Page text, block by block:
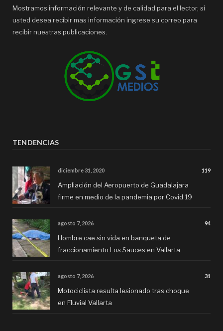
Mostramos información relevante y de calidad para el lector, si
usted desea recibir mas información ingrese su correo para
recibir nuestras publicaciones.
TENDENCIAS
diciembre 31, 2020 119
Ampliación del Aeropuerto de Guadalajara
firme en medio de la pandemia por Covid 19
agosto 7, 2026 94
Hombre cae sin vida en banqueta de
fraccionamiento Los Sauces en Vallarta
agosto 7, 2026 31
Motociclista resulta lesionado tras choque
en Fluvial Vallarta